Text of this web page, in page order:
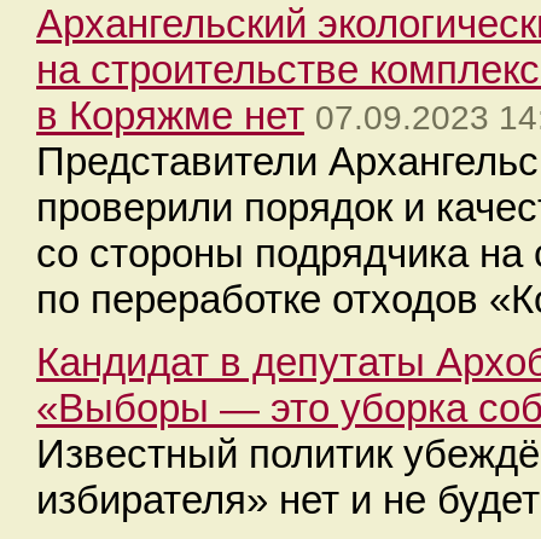
Архангельский
на строительстве
в Коряжме нет 07.09.2023
Представители
проверили порядок и
со стороны подрядчика
по переработке отходов
Кандидат в депутаты
«Выборы — это уборка
Известный политик
избирателя» нет и не